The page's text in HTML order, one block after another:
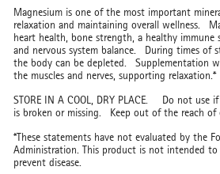
Magnesium is one of the most important
relaxation and maintaining overall wellness.
heart health, bone strength, a healthy immune
and nervous system balance. During times of
the body can be depleted. Supplementation
the muscles and nerves, supporting relaxation.*
STORE IN A COOL, DRY PLACE. Do not use
is broken or missing. Keep out of the reach of
*These statements have not evaluated by the
Administration. This product is not intended to
prevent disease.